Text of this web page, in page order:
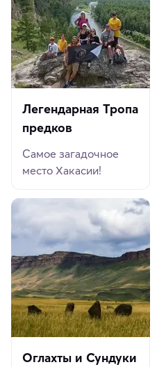
Легендарная Тропа
предков
Самое загадочное
место Хакасии!
Оглахты и Сундуки